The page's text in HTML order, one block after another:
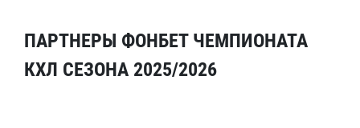
ПАРТНЕРЫ ФОНБЕТ ЧЕМПИОНАТА
КХЛ СЕЗОНА 2025/2026